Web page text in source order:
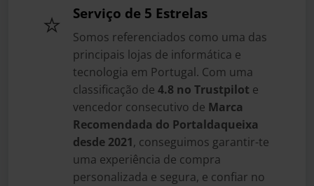
⭐ Serviço de 5 Estrelas
Somos referenciados como uma das
principais lojas de informática e
tecnologia em Portugal. Com uma
classificação de 4.8 no Trustpilot e
vencedor consecutivo de Marca
Recomendada do Portaldaqueixa
desde 2021, conseguimos garantir-te
uma experiência de compra
personalizada e segura, e confiar no